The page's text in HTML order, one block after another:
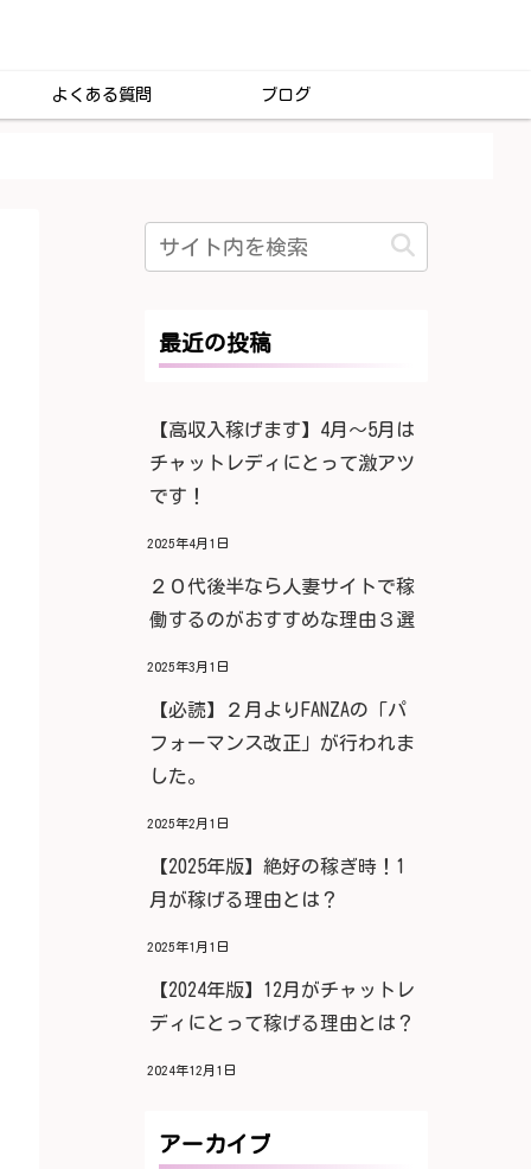
よくある質問 ブログ
最近の投稿
【高収入稼げます】4月〜5月は
チャットレディにとって激アツ
です！
2025年4月1日
２０代後半なら人妻サイトで稼
働するのがおすすめな理由３選
2025年3月1日
【必読】２月よりFANZAの「パ
フォーマンス改正」が行われま
した。
2025年2月1日
【2025年版】絶好の稼ぎ時！1
月が稼げる理由とは？
2025年1月1日
【2024年版】12月がチャットレ
ディにとって稼げる理由とは？
2024年12月1日
アーカイブ